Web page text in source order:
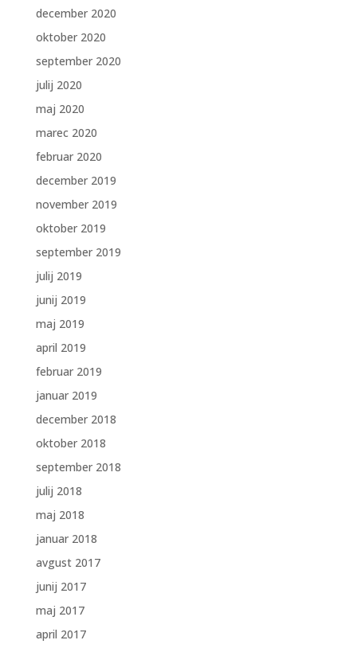
december 2020
oktober 2020
september 2020
julij 2020
maj 2020
marec 2020
februar 2020
december 2019
november 2019
oktober 2019
september 2019
julij 2019
junij 2019
maj 2019
april 2019
februar 2019
januar 2019
december 2018
oktober 2018
september 2018
julij 2018
maj 2018
januar 2018
avgust 2017
junij 2017
maj 2017
april 2017